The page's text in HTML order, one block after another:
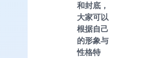
和封底，
大家可以
根据自己
的形象与
性格特